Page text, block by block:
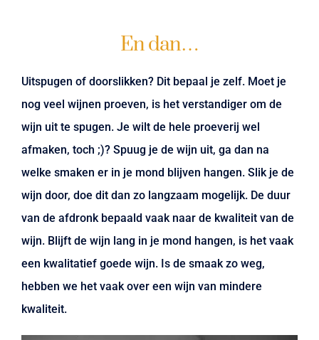
En dan…
Uitspugen of doorslikken? Dit bepaal je zelf. Moet je
nog veel wijnen proeven, is het verstandiger om de
wijn uit te spugen. Je wilt de hele proeverij wel
afmaken, toch ;)? Spuug je de wijn uit, ga dan na
welke smaken er in je mond blijven hangen. Slik je de
wijn door, doe dit dan zo langzaam mogelijk. De duur
van de afdronk bepaald vaak naar de kwaliteit van de
wijn. Blijft de wijn lang in je mond hangen, is het vaak
een kwalitatief goede wijn. Is de smaak zo weg,
hebben we het vaak over een wijn van mindere
kwaliteit.